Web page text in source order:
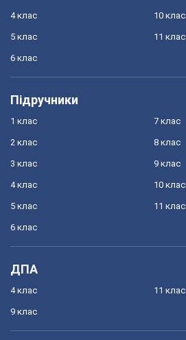
4 клас
5 клас
6 клас
10 клас
11 клас
Підручники
1 клас
2 клас
3 клас
4 клас
5 клас
6 клас
7 клас
8 клас
9 клас
10 клас
11 клас
ДПА
4 клас
9 клас
11 клас